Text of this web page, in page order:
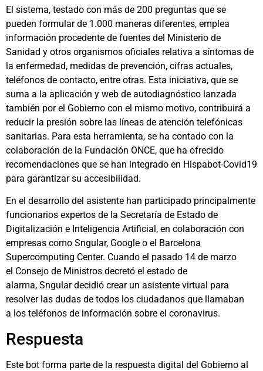
El sistema, testado con más de 200 preguntas que se
pueden formular de 1.000 maneras diferentes, emplea
información procedente de fuentes del Ministerio de
Sanidad y otros organismos oficiales relativa a síntomas de
la enfermedad, medidas de prevención, cifras actuales,
teléfonos de contacto, entre otras. Esta iniciativa, que se
suma a la aplicación y web de autodiagnóstico lanzada
también por el Gobierno con el mismo motivo, contribuirá a
reducir la presión sobre las líneas de atención telefónicas
sanitarias. Para esta herramienta, se ha contado con la
colaboración de la Fundación ONCE, que ha ofrecido
recomendaciones que se han integrado en Hispabot-Covid19
para garantizar su accesibilidad.
En el desarrollo del asistente han participado principalmente
funcionarios expertos de la Secretaría de Estado de
Digitalización e Inteligencia Artificial, en colaboración con
empresas como Sngular, Google o el Barcelona
Supercomputing Center. Cuando el pasado 14 de marzo
el Consejo de Ministros decretó el estado de
alarma, Sngular decidió crear un asistente virtual para
resolver las dudas de todos los ciudadanos que llamaban
a los teléfonos de información sobre el coronavirus.
Respuesta
Este bot forma parte de la respuesta digital del Gobierno al